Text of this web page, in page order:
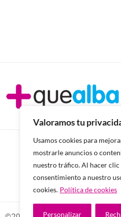
Valoramos tu
Usamos cookies para
mostrarle anuncios o
nuestro tráfico. Al hacer clic
consentimiento a nuestro
cookies. Política de cookies
Personalizar